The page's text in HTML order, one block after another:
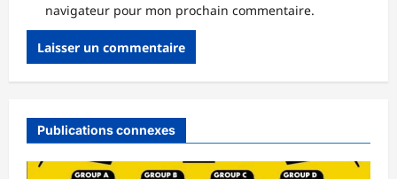
navigateur pour mon prochain commentaire.
Publications connexes